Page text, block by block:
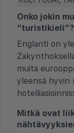
Onko jokin
“turistikieli”?
Englanti on
muita
yleensä hyvin
Mitkä ovat